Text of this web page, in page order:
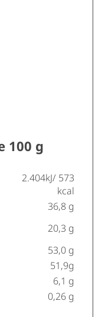
100 g
2.404kJ/ 573
kcal
36,8 g
20,3 g
53,0 g
51,9g
6,1 g
0,26 g